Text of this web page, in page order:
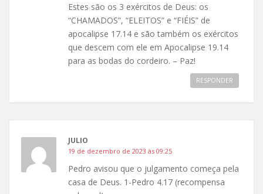
Estes são os 3 exércitos de Deus: os
“CHAMADOS”, “ELEITOS” e “FIÉIS” de
apocalipse 17.14 e são também os exércitos
que descem com ele em Apocalipse 19.14
para as bodas do cordeiro. – Paz!
RESPONDER
JULIO
19 de dezembro de 2023 às 09:25
Pedro avisou que o julgamento começa pela
casa de Deus. 1-Pedro 4.17 (recompensa